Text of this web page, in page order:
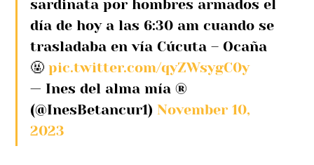
sardinata por hombres armados el
día de hoy a las 6:30 am cuando se
trasladaba en vía Cúcuta – Ocaña
🤬 pic.twitter.com/qyZWsygC0y
— Ines del alma mía ®️
(@InesBetancur1) November 10,
2023